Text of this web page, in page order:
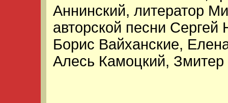
Аннинский, литератор
авторской песни
Борис Вайханские,
Алесь Камоцкий,